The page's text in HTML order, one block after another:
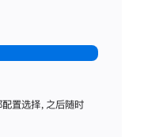
置选择，之后随时